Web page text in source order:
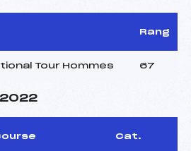
Rang
Tour Hommes 67
Cat.